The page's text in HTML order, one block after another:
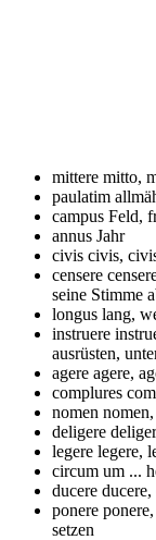
mittere mitto,
paulatim
campus Feld,
annus Jahr
civis civis,
censere
seine Stimme
longus lang,
instruere
ausrüsten,
agere agere,
complures
nomen
deligere
legere legere,
circum um ...
ducere
ponere
setzen